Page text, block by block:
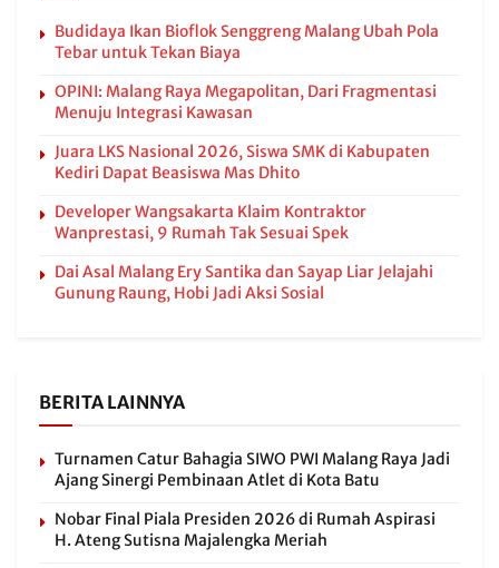
Budidaya Ikan Bioflok Senggreng Malang Ubah Pola
Tebar untuk Tekan Biaya
OPINI: Malang Raya Megapolitan, Dari Fragmentasi
Menuju Integrasi Kawasan
Juara LKS Nasional 2026, Siswa SMK di Kabupaten
Kediri Dapat Beasiswa Mas Dhito
Developer Wangsakarta Klaim Kontraktor
Wanprestasi, 9 Rumah Tak Sesuai Spek
Dai Asal Malang Ery Santika dan Sayap Liar Jelajahi
Gunung Raung, Hobi Jadi Aksi Sosial
BERITA LAINNYA
Turnamen Catur Bahagia SIWO PWI Malang Raya Jadi
Ajang Sinergi Pembinaan Atlet di Kota Batu
Nobar Final Piala Presiden 2026 di Rumah Aspirasi
H. Ateng Sutisna Majalengka Meriah